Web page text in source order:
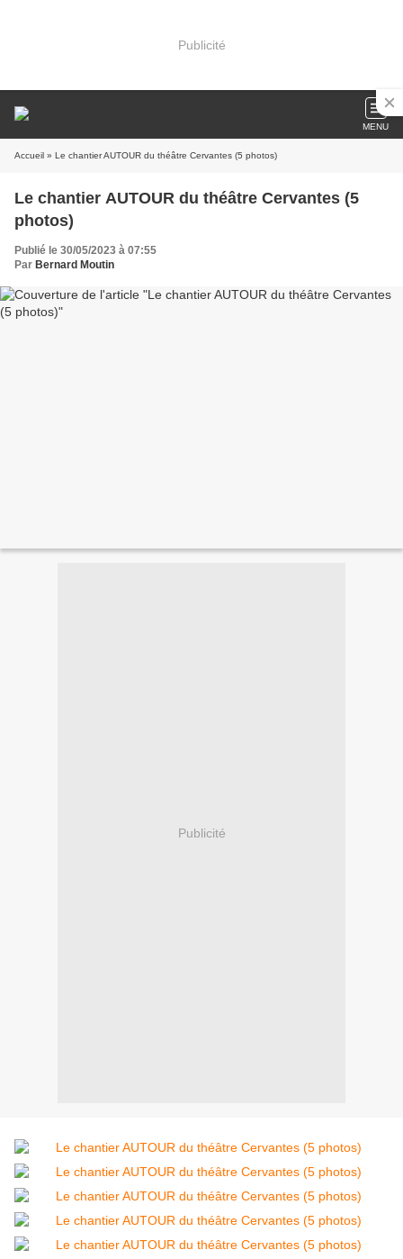
Publicité
MENU
Accueil » Le chantier AUTOUR du théâtre Cervantes (5 photos)
Le chantier AUTOUR du théâtre Cervantes (5
photos)
Publié le 30/05/2023 à 07:55
Par Bernard Moutin
Publicité